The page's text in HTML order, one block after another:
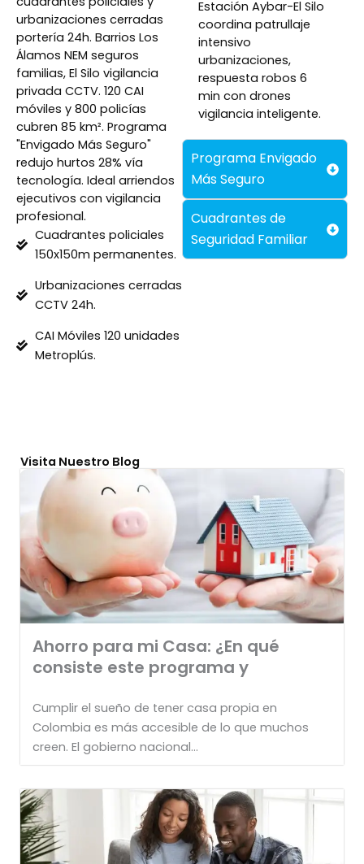
urbanizaciones cerradas
portería 24h. Barrios Los
Álamos NEM seguros
familias, El Silo vigilancia
privada CCTV. 120 CAI
móviles y 800 policías
cubren 85 km². Programa
"Envigado Más Seguro"
redujo hurtos 28% vía
tecnología. Ideal arriendos
ejecutivos con vigilancia
profesional.
Cuadrantes policiales
150x150m permanentes.
Urbanizaciones cerradas
CCTV 24h.
CAI Móviles 120 unidades
Metroplús.
Estación Aybar-El Silo
coordina patrullaje
intensivo
urbanizaciones,
respuesta robos 6
min con drones
vigilancia inteligente.
Programa Envigado
Más Seguro
Cuadrantes de
Seguridad Familiar
Visita Nuestro Blog
Ahorro para mi Casa: ¿En qué
consiste este programa y
Cumplir el sueño de tener casa propia en
Colombia es más accesible de lo que muchos
creen. El gobierno nacional...